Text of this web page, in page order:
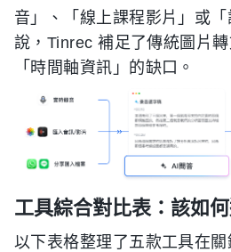
音」、「線上課程影片」或
說，Tinrec 補足了傳統圖片
「時間軸資訊」的缺口。
工具綜合對比表：該如
以下表格整理了五款工具在